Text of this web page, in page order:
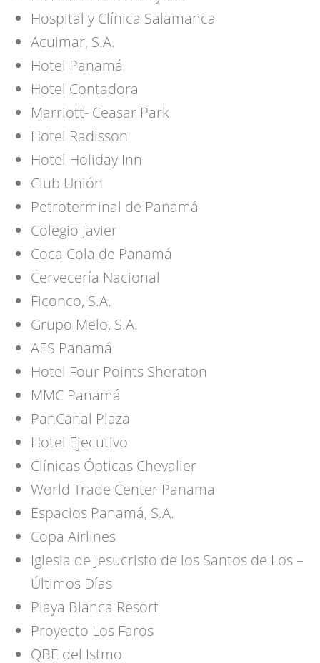
Hospital y Clínica Salamanca
Acuimar, S.A.
Hotel Panamá
Hotel Contadora
Marriott- Ceasar Park
Hotel Radisson
Hotel Holiday Inn
Club Unión
Petroterminal de Panamá
Colegio Javier
Coca Cola de Panamá
Cervecería Nacional
Ficonco, S.A.
Grupo Melo, S.A.
AES Panamá
Hotel Four Points Sheraton
MMC Panamá
PanCanal Plaza
Hotel Ejecutivo
Clínicas Ópticas Chevalier
World Trade Center Panama
Espacios Panamá, S.A.
Copa Airlines
Iglesia de Jesucristo de los Santos de Los –
Últimos Días
Playa Blanca Resort
Proyecto Los Faros
QBE del Istmo